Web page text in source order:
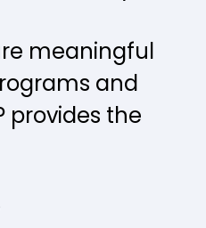
meaningful
and
provides the